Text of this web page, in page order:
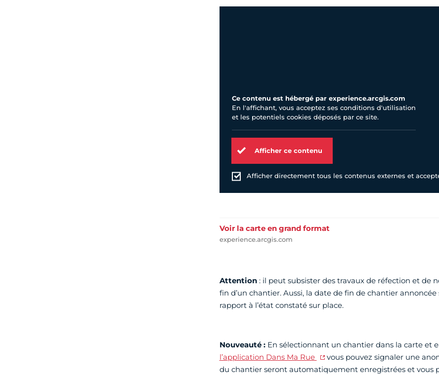
Ce contenu est hébergé par experience.arcgis.com
En l'affichant, vous acceptez ses conditions d'utilisation
et les potentiels cookies déposés par ce site.
Afficher ce contenu
Afficher directement tous les contenus externes et
Voir la carte en grand format
experience.arcgis.com
Attention: il peut subsister des travaux de réfection et de
fin d’un chantier. Aussi, la date de fin de chantier
rapport à l’état constaté sur place.
Nouveauté :En sélectionnant un chantier dans la carte et
l’application Dans Ma Rue
vous pouvez signaler une
du chantier seront automatiquement enregistrées et vous